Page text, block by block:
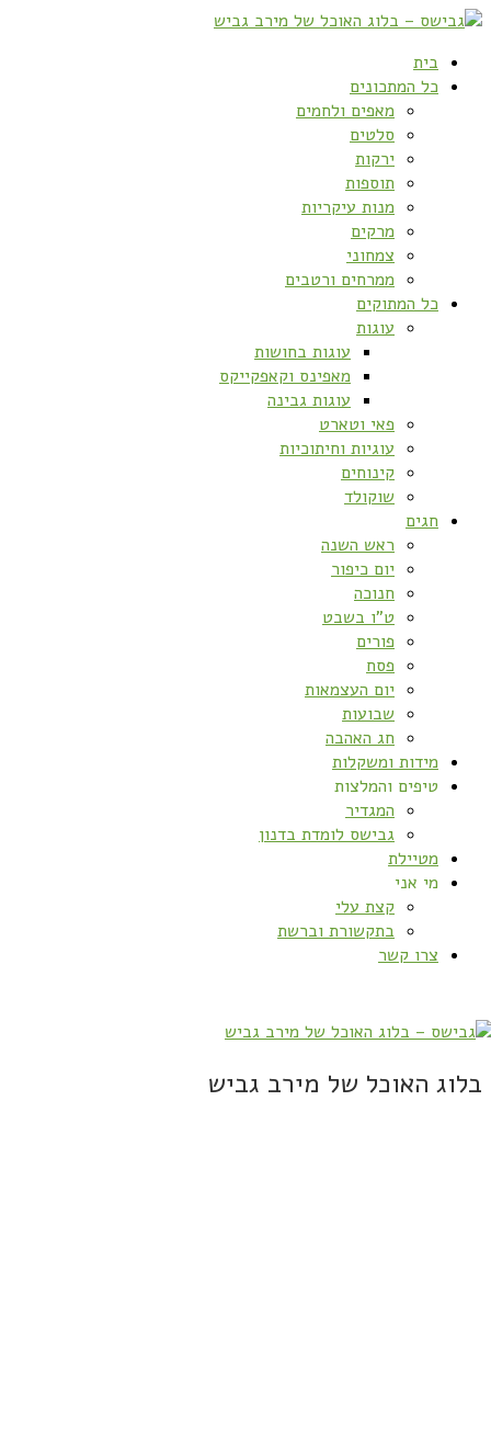
בית
כל המתכונים
מאפים ולחמים
סלטים
ירקות
תוספות
מנות עיקריות
מרקים
צמחוני
ממרחים ורטבים
כל המתוקים
עוגות
עוגות בחושות
מאפינס וקאפקייקס
עוגות גבינה
פאי וטארט
עוגיות וחיתוכיות
קינוחים
שוקולד
חגים
ראש השנה
יום כיפור
חנוכה
ט”ו בשבט
פורים
פסח
יום העצמאות
שבועות
חג האהבה
מידות ומשקלות
טיפים והמלצות
המגדיר
גבישס לומדת בדנון
מטיילת
מי אני
קצת עלי
בתקשורת וברשת
צרו קשר
בלוג האוכל של מירב גביש